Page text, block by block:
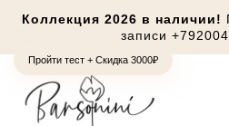
Пройти тест + Скидка 3000₽
Коллекция 2026 в наличии!
записи